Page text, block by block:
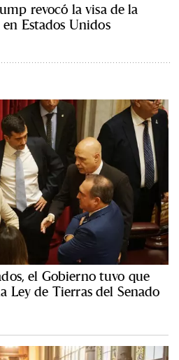
revocó la visa de la
Estados Unidos
el Gobierno tuvo que
Ley de Tierras del Senado